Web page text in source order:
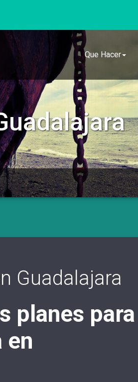
Que Hacer
Guadalajara
planes para
en